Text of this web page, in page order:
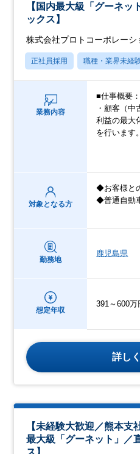
【国内最大級「グーネッ
ックス】
株式会社プロトコーポレーシ
正社員採用 職種・業界未経
業務内容
■仕事概要：
・顧客（中
利益の最大
を行います。
対象となる方
◆お客様と
◆普通自動
勤務地
鹿児島県
想定年収
391～600万
詳し
【未経験大歓迎／熊本
最大級「グーネット」／